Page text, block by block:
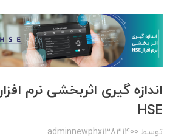
اندازه گیری اثربخشی نرم افزار
HSE
توسط adminnewphx13831400